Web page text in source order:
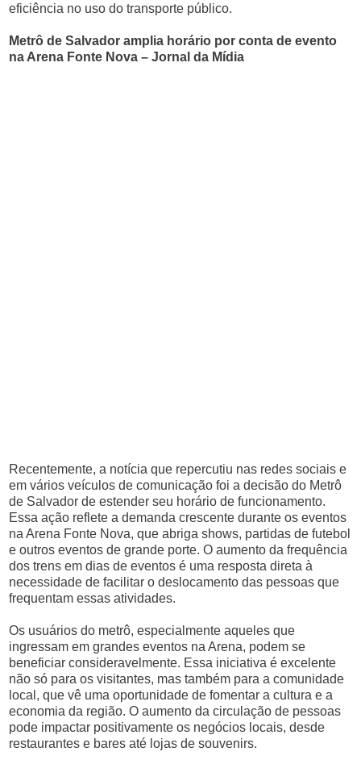
eficiência no uso do transporte público.
Metrô de Salvador amplia horário por conta de evento
na Arena Fonte Nova – Jornal da Mídia
Recentemente, a notícia que repercutiu nas redes sociais e
em vários veículos de comunicação foi a decisão do Metrô
de Salvador de estender seu horário de funcionamento.
Essa ação reflete a demanda crescente durante os eventos
na Arena Fonte Nova, que abriga shows, partidas de futebol
e outros eventos de grande porte. O aumento da frequência
dos trens em dias de eventos é uma resposta direta à
necessidade de facilitar o deslocamento das pessoas que
frequentam essas atividades.
Os usuários do metrô, especialmente aqueles que
ingressam em grandes eventos na Arena, podem se
beneficiar consideravelmente. Essa iniciativa é excelente
não só para os visitantes, mas também para a comunidade
local, que vê uma oportunidade de fomentar a cultura e a
economia da região. O aumento da circulação de pessoas
pode impactar positivamente os negócios locais, desde
restaurantes e bares até lojas de souvenirs.